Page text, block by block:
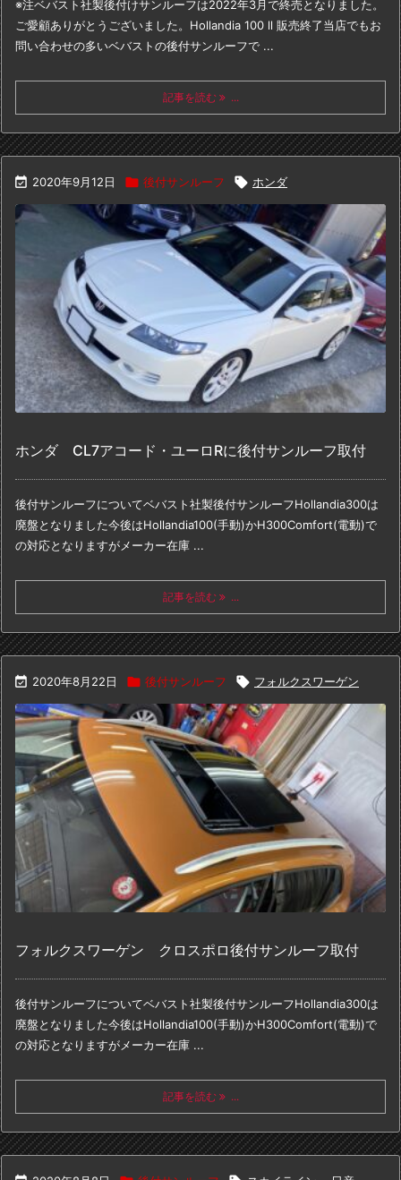
※注ベバスト社製後付けサンルーフは2022年3月で終売となりました。
ご愛顧ありがとうございました。 Hollandia 100 ll 販売終了当店でもお
問い合わせの多いベバストの後付サンルーフで ...
記事を読む ...
 2020年9月12日  後付サンルーフ  ホンダ
ホンダ CL7アコード・ユーロRに後付サンルーフ取付
後付サンルーフについてベバスト社製後付サンルーフHollandia300は
廃盤となりました今後はHollandia100(手動)かH300Comfort(電動)で
の対応となりますがメーカー在庫 ...
記事を読む ...
 2020年8月22日  後付サンルーフ  フォルクスワーゲン
フォルクスワーゲン クロスポロ後付サンルーフ取付
後付サンルーフについてベバスト社製後付サンルーフHollandia300は
廃盤となりました今後はHollandia100(手動)かH300Comfort(電動)で
の対応となりますがメーカー在庫 ...
記事を読む ...